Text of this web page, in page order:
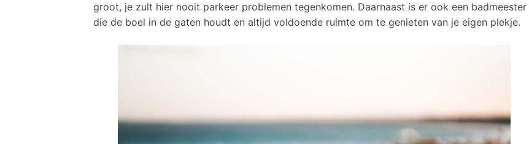
groot, je zult hier nooit parkeer problemen tegenkomen. Daarnaast is er ook een badmeester
die de boel in de gaten houdt en altijd voldoende ruimte om te genieten van je eigen plekje.